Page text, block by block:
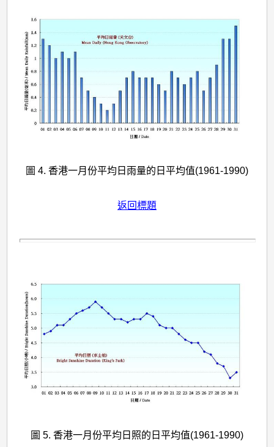
圖 4. 香港一月份平均日雨量的日平均值(1961-1990)
返回標題
圖 5. 香港一月份平均日照的日平均值(1961-1990)